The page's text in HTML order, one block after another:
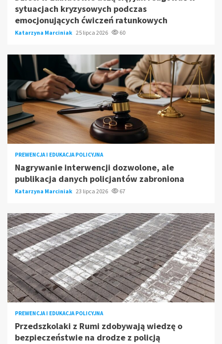
sytuacjach kryzysowych podczas
emocjonujących ćwiczeń ratunkowych
Katarzyna Marciniak 25 lipca 2026 60
PREWENCJA I EDUKACJA POLICYJNA
Nagrywanie interwencji dozwolone, ale
publikacja danych policjantów zabroniona
Katarzyna Marciniak 23 lipca 2026 67
PREWENCJA I EDUKACJA POLICYJNA
Przedszkolaki z Rumi zdobywają wiedzę o
bezpieczeństwie na drodze z policją